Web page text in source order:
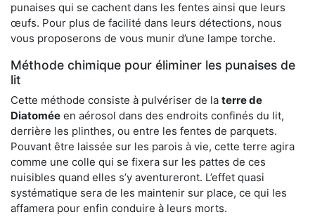
punaises qui se cachent dans les fentes ainsi que leurs
œufs. Pour plus de facilité dans leurs détections, nous
vous proposerons de vous munir d’une lampe torche.
Méthode chimique pour éliminer les punaises de
lit
Cette méthode consiste à pulvériser de la terre de
Diatomée en aérosol dans des endroits confinés du lit,
derrière les plinthes, ou entre les fentes de parquets.
Pouvant être laissée sur les parois à vie, cette terre agira
comme une colle qui se fixera sur les pattes de ces
nuisibles quand elles s’y aventureront. L’effet quasi
systématique sera de les maintenir sur place, ce qui les
affamera pour enfin conduire à leurs morts.